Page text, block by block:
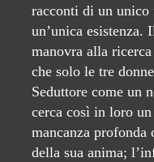
racconti di un
un’unica esistenza.
manovra alla
che solo le tre
Seduttore come un
cerca così in loro
mancanza profonda
della sua anima;